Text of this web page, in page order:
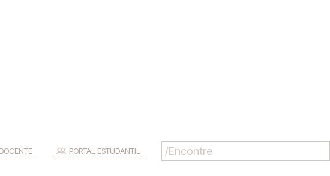
PORTAL ESTUDANTIL